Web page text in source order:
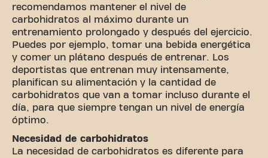
recomendamos mantener el nivel de
carbohidratos al máximo durante un
entrenamiento prolongado y después del ejercicio.
Puedes por ejemplo, tomar una bebida energética
y comer un plátano después de entrenar. Los
deportistas que entrenan muy intensamente,
planifican su alimentación y la cantidad de
carbohidratos que van a tomar incluso durante el
día, para que siempre tengan un nivel de energía
óptimo.
Necesidad de carbohidratos
La necesidad de carbohidratos es diferente para